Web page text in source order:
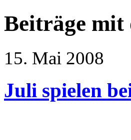
Beiträge
15. Mai 2008
Juli spielen